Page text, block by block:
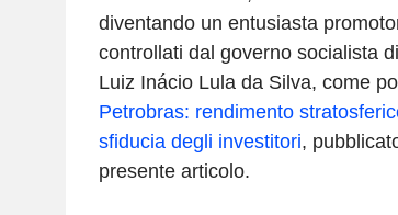
diventando un entusiasta
controllati dal governo socialista
Luiz Inácio Lula da Silva, come
Petrobras: rendimento
sfiducia degli investitori,
presente articolo.